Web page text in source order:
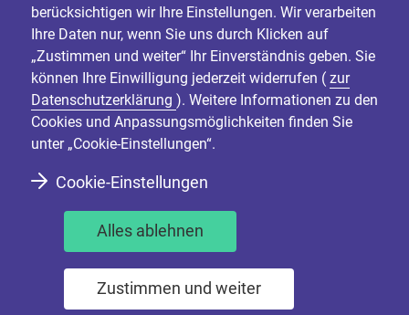
berücksichtigen wir Ihre Einstellungen. Wir verarbeiten
Ihre Daten nur, wenn Sie uns durch Klicken auf
„Zustimmen und weiter“ Ihr Einverständnis geben. Sie
können Ihre Einwilligung jederzeit widerrufen ( zur
Datenschutzerklärung ). Weitere Informationen zu den
Cookies und Anpassungsmöglichkeiten finden Sie
unter „Cookie-Einstellungen“.
Cookie-Einstellungen
Alles ablehnen
Zustimmen und weiter